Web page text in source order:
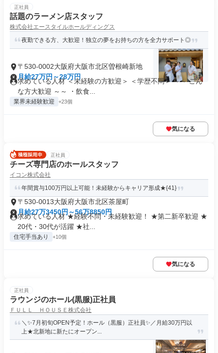
正社員
話題のラーメン店スタッフ
株式会社エースタイルホールディングス
夜勤できる方、大歓迎！独立の夢をお持ちの方を全力サポート◎
〒530-0002大阪府大阪市北区曽根崎新地
月給27万円～28万円
求めている人材 ＜未経験の方歓迎＞ ＜学歴不問＞ ～～ こん
な方大歓迎 ～～ ・飲食...
業界未経験歓迎 +23個
気になる
正社員
チーズ専門店のホールスタッフ
イコン株式会社
年間賞与100万円以上可能！未経験からキャリア形成★{41}
〒530-0013大阪府大阪市北区茶屋町
月給27万3450円～56万8850円
求めている人材 ★経験不問・未経験歓迎！ ★第二新卒歓迎 ★
20代・30代が活躍 ★社...
住宅手当あり +10個
気になる
正社員
ラウンジのホール(黒服)正社員
ＦＵＬＬ ＨＯＵＳＥ株式会社
＼✨7月初旬OPEN予定！ホール（黒服）正社員✨／月給30万円以
上★北新地に新たにオープン...